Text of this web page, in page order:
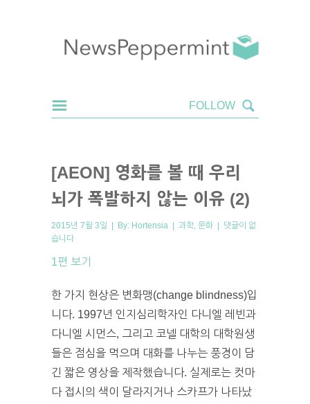
[AEON] 영화를 볼 때 우리
뇌가 폭발하지 않는 이유 (2)
2015년 7월 3일 | By: Hortensia | 과학 문화 | 댓글이 없
습니다
1편 보기
한 가지 현상은 변화맹(change blindness)입
니다. 1997년 인지심리학자인 다니엘 레빈과
다니엘 시먼스, 그리고 코넬 대학의 대학원생
들은 점심을 먹으며 대화를 나누는 풍경이 담
긴 짧은 영상을 제작했습니다. 실제로는 컷마
다 접시의 색이 달라지거나 스카프가 나타났